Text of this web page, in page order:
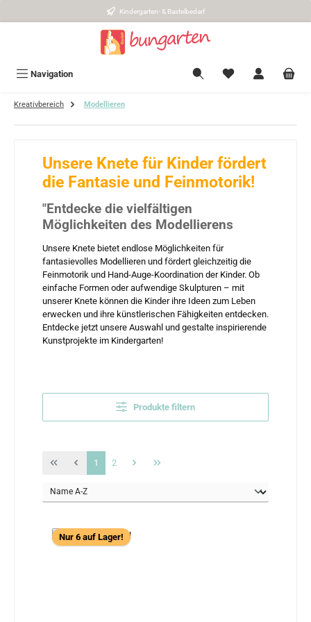
Kindergarten- & Bastelbedarf
Navigation
Kreativbereich Modellieren
Unsere Knete für Kinder fördert
die Fantasie und Feinmotorik!
"Entdecke die vielfältigen
Möglichkeiten des Modellierens
Unsere Knete bietet endlose Möglichkeiten für
fantasievolles Modellieren und fördert gleichzeitig die
Feinmotorik und Hand-Auge-Koordination der Kinder. Ob
einfache Formen oder aufwendige Skulpturen – mit
unserer Knete können die Kinder ihre Ideen zum Leben
erwecken und ihre künstlerischen Fähigkeiten entdecken.
Entdecke jetzt unsere Auswahl und gestalte inspirierende
Kunstprojekte im Kindergarten!
Produkte filtern
Seite
1 Seite
2
Nur 6 auf Lager!